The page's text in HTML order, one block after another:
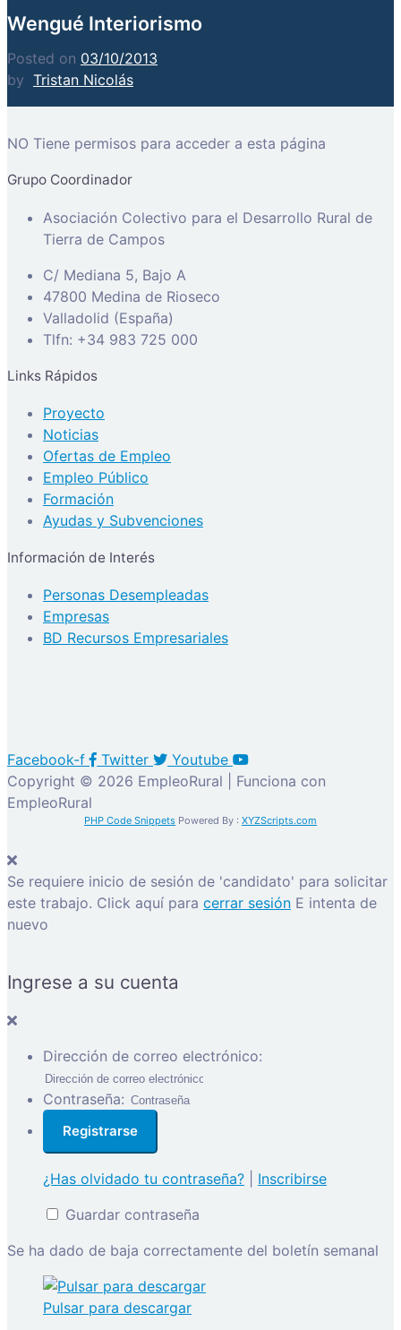
Wengué Interiorismo
Posted on 03/10/2013
by Tristan Nicolás
NO Tiene permisos para acceder a esta página
Grupo Coordinador
Asociación Colectivo para el Desarrollo Rural de
Tierra de Campos
C/ Mediana 5, Bajo A
47800 Medina de Rioseco
Valladolid (España)
Tlfn: +34 983 725 000
Links Rápidos
Proyecto
Noticias
Ofertas de Empleo
Empleo Público
Formación
Ayudas y Subvenciones
Información de Interés
Personas Desempleadas
Empresas
BD Recursos Empresariales
Facebook-f Twitter
Youtube
Copyright © 2026 EmpleoRural | Funciona con
EmpleoRural
PHP Code Snippets Powered By : XYZScripts.com
Se requiere inicio de sesión de 'candidato' para solicitar
este trabajo. Click aquí para cerrar sesión E intenta de
nuevo
Ingrese a su cuenta
Dirección de correo electrónico:
Contraseña:
¿Has olvidado tu contraseña?
Inscribirse
Guardar contraseña
Se ha dado de baja correctamente del boletín semanal
Pulsar para descargar